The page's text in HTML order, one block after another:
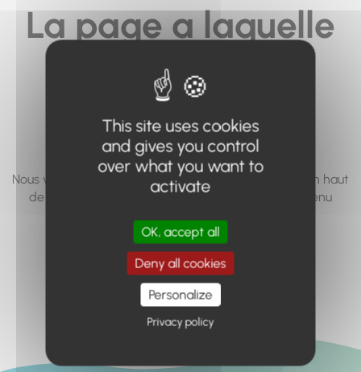
La page a laquelle
vous cherchez à
accéder n'existe
pas... ou plus.
Nous vous invitons à utiliser le moteur de recherche en haut
de page, ou à utiliser le menu pour trouver le contenu
Retour à l'accueil
This site uses cookies
and gives you control
over what you want to
activate
OK, accept all
Deny all cookies
Personalize
Privacy policy